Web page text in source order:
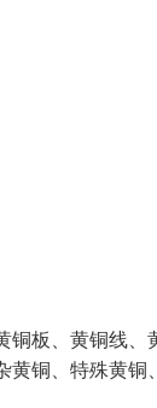
板、黄铜线
铜、特殊黄